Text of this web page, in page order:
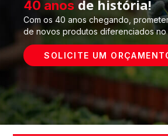
40 anos de história!
Com os 40 anos chegando,
de novos produtos diferenciados no
SOLICITE UM